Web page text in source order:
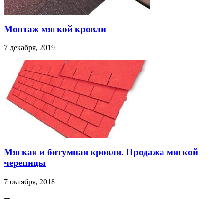
Монтаж мягкой кровли
7 декабря, 2019
Мягкая и битумная кровля. Продажа мягкой
черепицы
7 октября, 2018